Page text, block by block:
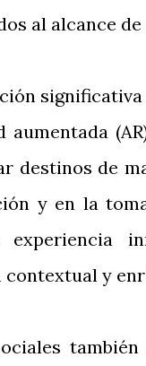
al alcance de
aumentada
destinos de
y en la
experiencia
y